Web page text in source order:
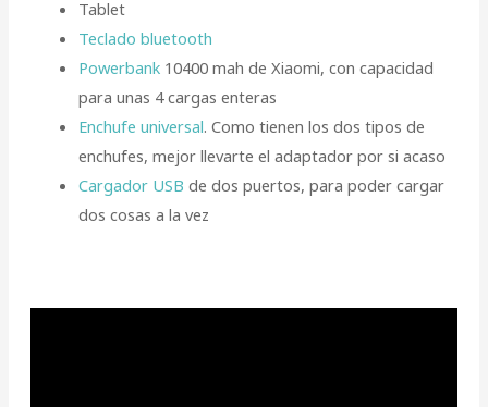
Tablet
Teclado bluetooth
Powerbank 10400 mah de Xiaomi, con capacidad
para unas 4 cargas enteras
Enchufe universal. Como tienen los dos tipos de
enchufes, mejor llevarte el adaptador por si acaso
Cargador USB de dos puertos, para poder cargar
dos cosas a la vez